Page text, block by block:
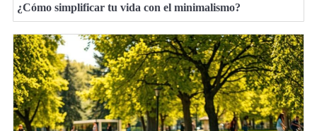
¿Cómo simplificar tu vida con el minimalismo?